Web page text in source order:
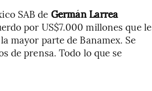
SAB de Germán Larrea
por US$7.000 millones que le
mayor parte de Banamex. Se
de prensa. Todo lo que se